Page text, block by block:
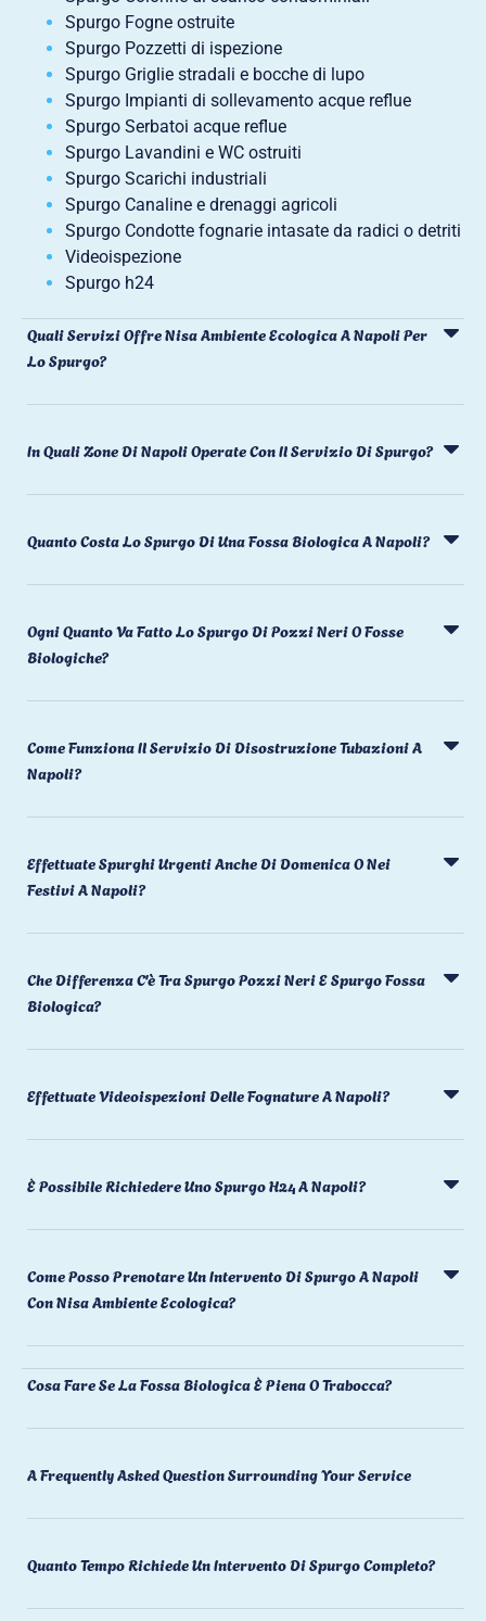
Spurgo Fogne ostruite
Spurgo Pozzetti di ispezione
Spurgo Griglie stradali e bocche di lupo
Spurgo Impianti di sollevamento acque reflue
Spurgo Serbatoi acque reflue
Spurgo Lavandini e WC ostruiti
Spurgo Scarichi industriali
Spurgo Canaline e drenaggi agricoli
Spurgo Condotte fognarie intasate da radici o detriti
Videoispezione
Spurgo h24
Quali Servizi Offre Nisa Ambiente Ecologica A Napoli Per
Lo Spurgo?
In Quali Zone Di Napoli Operate Con Il Servizio Di Spurgo?
Quanto Costa Lo Spurgo Di Una Fossa Biologica A Napoli?
Ogni Quanto Va Fatto Lo Spurgo Di Pozzi Neri O Fosse
Biologiche?
Come Funziona Il Servizio Di Disostruzione Tubazioni A
Napoli?
Effettuate Spurghi Urgenti Anche Di Domenica O Nei
Festivi A Napoli?
Che Differenza C'è Tra Spurgo Pozzi Neri E Spurgo Fossa
Biologica?
Effettuate Videoispezioni Delle Fognature A Napoli?
È Possibile Richiedere Uno Spurgo H24 A Napoli?
Come Posso Prenotare Un Intervento Di Spurgo A Napoli
Con Nisa Ambiente Ecologica?
Cosa Fare Se La Fossa Biologica È Piena O Trabocca?
A Frequently Asked Question Surrounding Your Service
Quanto Tempo Richiede Un Intervento Di Spurgo Completo?